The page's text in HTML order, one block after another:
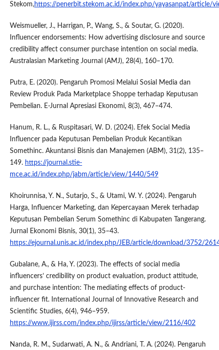
Stekom,https://penerbit.stekom.ac.id/index.php/yayasanpat/article/
Weismueller, J., Harrigan, P., Wang, S., & Soutar, G. (2020).
Influencer endorsements: How advertising disclosure and source
credibility affect consumer purchase intention on social media.
Australasian Marketing Journal (AMJ), 28(4), 160–170.
Putra, E. (2020). Pengaruh Promosi Melalui Sosial Media dan
Review Produk Pada Marketplace Shoppe terhadap Keputusan
Pembelian. E-Jurnal Apresiasi Ekonomi, 8(3), 467–474.
Hanum, R. L., & Ruspitasari, W. D. (2024). Efek Social Media
Influencer pada Keputusan Pembelian Produk Kecantikan
Somethinc. Akuntansi Bisnis dan Manajemen (ABM), 31(2), 135–
149. https://journal.stie-
mce.ac.id/index.php/jabm/article/view/1440/549
Khoirunnisa, Y. N., Sutarjo, S., & Utami, W. Y. (2024). Pengaruh
Harga, Influencer Marketing, dan Kepercayaan Merek terhadap
Keputusan Pembelian Serum Somethinc di Kabupaten Tangerang.
Jurnal Ekonomi Bisnis, 30(1), 35–43.
https://ejournal.unis.ac.id/index.php/JEB/article/download/3752/
Gubalane, A., & Ha, Y. (2023). The effects of social media
influencers’ credibility on product evaluation, product attitude,
and purchase intention: The mediating effects of product-
influencer fit. International Journal of Innovative Research and
Scientific Studies, 6(4), 946–959.
https://www.ijirss.com/index.php/ijirss/article/view/2116/402
Nanda, R. M., Sudarwati, A. N., & Andriani, T. A. (2024). Pengaruh